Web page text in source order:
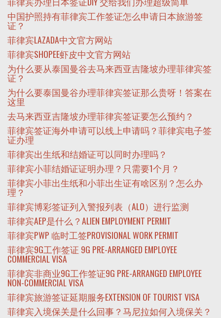
中国护照持有菲律宾工作签证怎么申请日本旅游签
证？
菲律宾LAZADA中文官方网站
菲律宾SHOPEE虾皮中文官方网站
为什么要从泰国曼谷去马来西亚吉隆坡办理菲律宾签
证？
为什么要泰国曼谷办理菲律宾签证那么贵呀！答案在
这里
去马来西亚吉隆坡办理菲律宾签证要怎么预约？
菲律宾签证海外申请可以线上申请吗？菲律宾电子签
证办理
菲律宾出生纸和结婚证可以同时办理吗？
菲律宾小菲结婚证证明办理？只需要1个月？
菲律宾小菲出生纸和小菲出生证有啥区别？怎么办
理？
菲律宾博彩签证列入警报列表（ALO）进行监测
菲律宾AEP是什么？ALIEN EMPLOYMENT PERMIT
菲律宾PWP 临时工签PROVISIONAL WORK PERMIT
菲律宾9G工作签证 9G PRE-ARRANGED EMPLOYEE
COMMERCIAL VISA
菲律宾非商业9G工作签证9G PRE-ARRANGED EMPLOYEE
NON-COMMERCIAL VISA
菲律宾旅游签证延期服务EXTENSION OF TOURIST VISA
菲律宾入境保关是什么回事？马尼拉如何入境保关？